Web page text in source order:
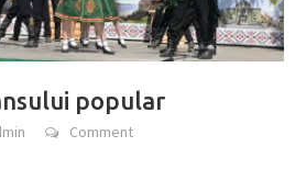
popular
Comment